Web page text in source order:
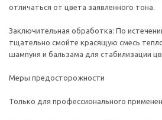
отличаться от цвета заявленного тона.
Заключительная обработка: По
тщательно смойте красящую смесь
шампуня и бальзама для стабилизации
Меры предосторожности
Только для профессионального